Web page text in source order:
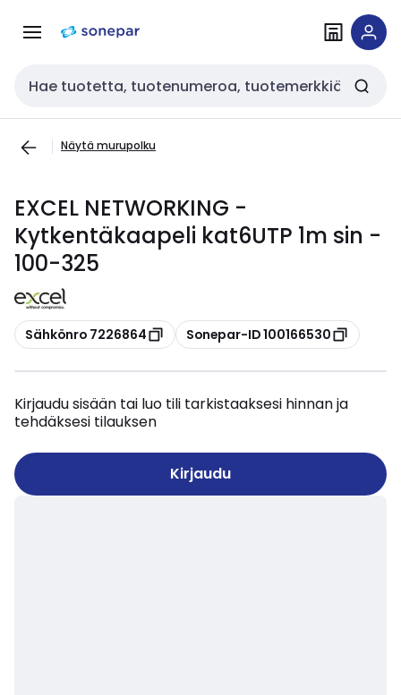
navigointiinsisältöön
Haku
Näytä murupolku
EXCEL NETWORKING -
Kytkentäkaapeli kat6UTP 1m sin -
100-325
Kopioi
Sähkönro 7226864 Kopioi
Sonepar-ID 100166530
Kirjaudu sisään tai luo tili tarkistaaksesi hinnan ja
tehdäksesi tilauksen
Kirjaudu